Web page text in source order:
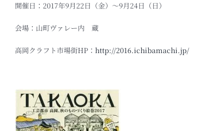
開催日：2017年9月22日（金）～9月24日（日）
会場：山町ヴァレー内 蔵
高岡クラフト市場街HP： http://2016.ichibamachi.jp/